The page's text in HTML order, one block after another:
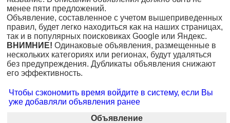
менее пяти предложений.
Объявление, составленное с учетом вышеприведенных
правил, будет легко находиться как на наших страницах,
так и в популярных поисковиках Google или Яндекс.
ВНИМНИЕ! Одинаковые объявления, размещенные в
нескольких категориях или регионах, будут удаляться
без предупреждения. Дубликаты объявления снижают
его эффективность.
Чтобы сэкономить время войдите в систему, если Вы
уже добавляли объявления ранее
Объявление